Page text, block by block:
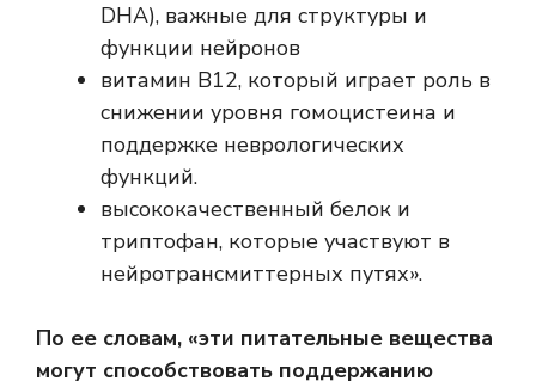
DHA), важные для структуры и
функции нейронов
витамин B12, который играет роль в
снижении уровня гомоцистеина и
поддержке неврологических
функций.
высококачественный белок и
триптофан, которые участвуют в
нейротрансмиттерных путях».
По ее словам, «эти питательные вещества
могут способствовать поддержанию